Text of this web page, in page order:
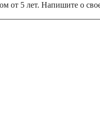
от 5 лет. Напишите о